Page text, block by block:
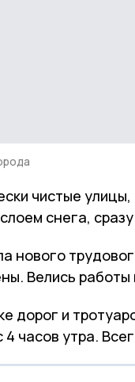
чистые
снега,
нового
Велись работы
дорог и
часов утра.